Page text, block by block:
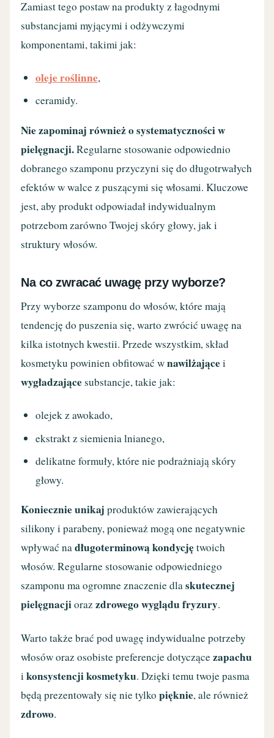
Zamiast tego postaw na produkty z łagodnymi
substancjami myjącymi i odżywczymi
komponentami, takimi jak:
oleje roślinne,
ceramidy.
Nie zapominaj również o systematyczności w
pielęgnacji.Regularne stosowanie odpowiednio
dobranego szamponu przyczyni się do długotrwałych
efektów w walce z puszącymi się włosami. Kluczowe
jest, aby produkt odpowiadał indywidualnym
potrzebom zarówno Twojej skóry głowy, jak i
struktury włosów.
Na co zwracać uwagę przy wyborze?
Przy wyborze szamponu do włosów, które mają
tendencję do puszenia się, warto zwrócić uwagę na
kilka istotnych kwestii. Przede wszystkim, skład
kosmetyku powinien obfitować wnawilżającei
wygładzającesubstancje, takie jak:
olejek z awokado,
ekstrakt z siemienia lnianego,
delikatne formuły, które nie podrażniają skóry
głowy.
Koniecznie unikaj produktów zawierających
silikony i parabeny, ponieważ mogą one negatywnie
wpływać nadługoterminową kondycjętwoich
włosów. Regularne stosowanie odpowiedniego
szamponu ma ogromne znaczenie dlaskutecznej
pielęgnacjiorazzdrowego wyglądu fryzury.
Warto także brać pod uwagę indywidualne potrzeby
włosów oraz osobiste preferencje dotyczącezapachu
ikonsystencji kosmetyku. Dzięki temu twoje pasma
będą prezentowały się nie tylkopięknie, ale również
zdrowo.